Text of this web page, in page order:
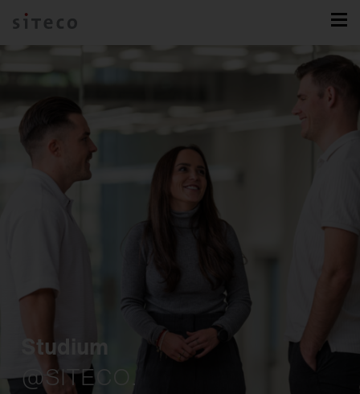
Studium
@SITECO.